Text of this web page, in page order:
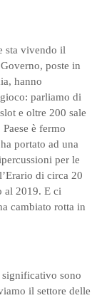
sta vivendo il
poste in
hanno
parliamo di
e oltre 200 sale
è fermo
portato ad una
per le
di circa 20
al 2019. E ci
cambiato rotta in
sono
il settore delle